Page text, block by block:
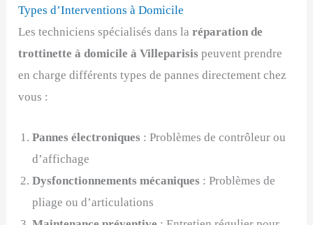
Types d’Interventions à Domicile
Les techniciens spécialisés dans laréparation de
trottinette à domicile à Villeparisis peuvent prendre
en charge différents types de pannes directement chez
vous :
Pannes électroniques : Problèmes de contrôleur ou
d’affichage
Dysfonctionnements mécaniques : Problèmes de
pliage ou d’articulations